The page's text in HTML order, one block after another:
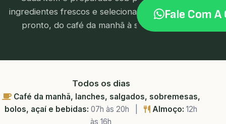
Fale Com
ingredientes frescos e selecionados. Sem pré-
pronto, do café da manhã à sobremesa.
Todos os dias
Café da manhã, lanches, salgados, sobremesas,
bolos, açaí e bebidas: 07h às 20h | Almoço: 12h
às 16h